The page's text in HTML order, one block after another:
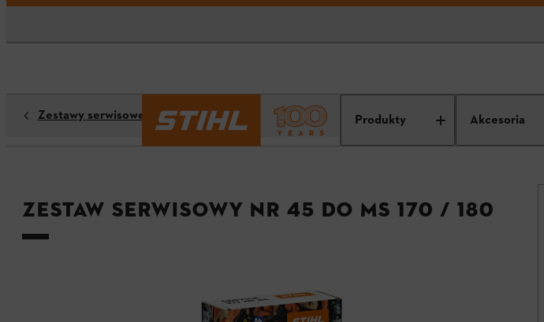
Produkty Akcesoria
Zestawy serwisowe
Zestaw serwisowy nr 45 do MS 170 / 180